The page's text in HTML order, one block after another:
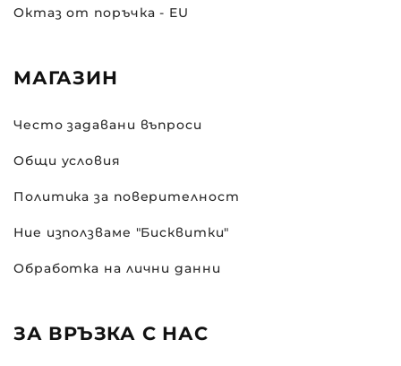
Октаз от поръчка - EU
МАГАЗИН
Често задавани въпроси
Общи условия
Политика за поверителност
Ние използваме "Бисквитки"
Обработка на лични данни
ЗА ВРЪЗКА С НАС